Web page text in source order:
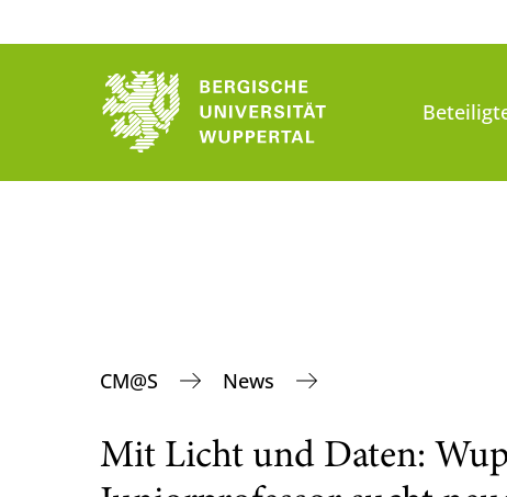
CM@S News
Mit Licht und Daten: